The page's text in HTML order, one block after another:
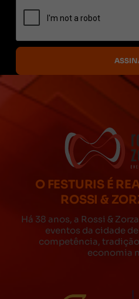
O FESTURIS É
ROSSI &
Há 38 anos, a Rossi &
eventos da cidade
competência,
economia